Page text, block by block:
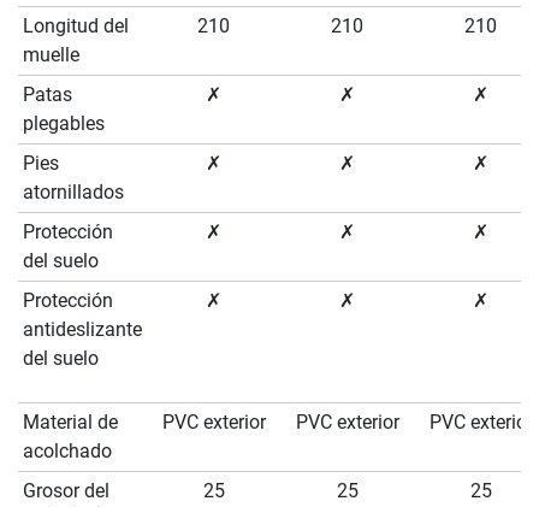
Longitud del
muelle
210 210 210
Patas
plegables
✗ ✗ ✗
Pies
atornillados
✗ ✗ ✗
Protección
del suelo
✗ ✗ ✗
Protección
antideslizante
del suelo
✗ ✗ ✗
Material de
acolchado
PVC exterior PVC exterior PVC exterior
Grosor del
25 25 25